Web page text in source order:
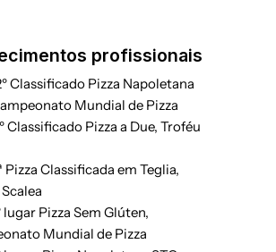
profissionais
Classificado Pizza Napoletana
Mundial de Pizza
Classificado Pizza a Due, Troféu
Pizza Classificada em Teglia,
lugar Pizza Sem Glúten,
Mundial de Pizza